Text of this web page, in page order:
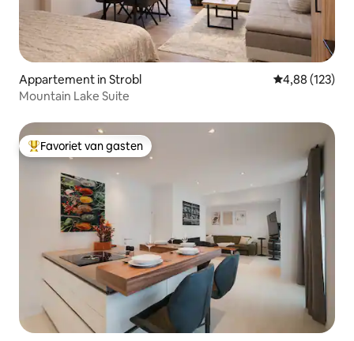
Appartement in Strobl Gemiddelde
4,88 (123)
Mountain Lake Suite
Topfavoriet van gasten
Favoriet van gasten